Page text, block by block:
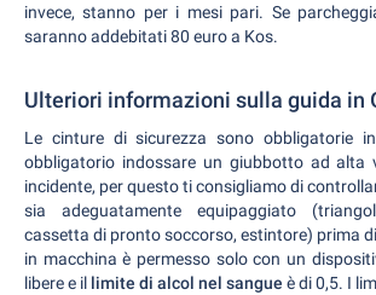
invece, stanno per i mesi pari. Se
saranno addebitati 80 euro a Kos.
Ulteriori informazioni sulla guida in
Le cinture di sicurezza sono obbligatorie
obbligatorio indossare un giubbotto ad alta
incidente, per questo ti consigliamo di
sia adeguatamente equipaggiato
cassetta di pronto soccorso, estintore) prima
in macchina è permesso solo con un
libere e il limite di alcol nel sangue è di 0,5. I